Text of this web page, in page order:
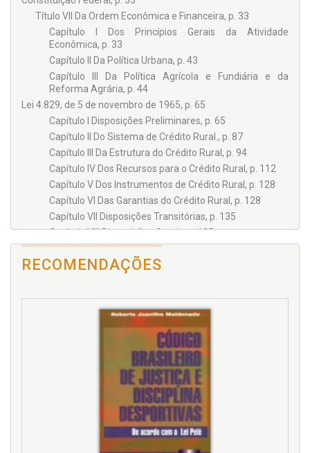
Título VII Da Ordem Econômica e Financeira, p. 33
Capítulo I Dos Princípios Gerais da Atividade
Econômica, p. 33
Capítulo II Da Política Urbana, p. 43
Capítulo III Da Política Agrícola e Fundiária e da
Reforma Agrária, p. 44
Lei 4.829, de 5 de novembro de 1965, p. 65
Capítulo I Disposições Preliminares, p. 65
Capítulo II Do Sistema de Crédito Rural., p. 87
Capítulo III Da Estrutura do Crédito Rural, p. 94
Capítulo IV Dos Recursos para o Crédito Rural, p. 112
Capítulo V Dos Instrumentos de Crédito Rural, p. 128
Capítulo VI Das Garantias do Crédito Rural, p. 128
Capítulo VII Disposições Transitórias, p. 135
Capítulo VIII Disposições Gerais, p. 135
Dec.-Lei 167, de 14 de fevereiro de 1967, p. 141
Capítulo I Do Financiamento Rural, p. 141
Seção I Das cédulas de crédito rural, p. 162
Seção II Da cédula rural pignoratícia, p. 174
Seção III Da cédula rural hipotecária, p. 184
Seção IV Da cédula rural pignoratícia e hipotecária,
Seção V Da nota de crédito rural, p. 196
Capítulo III, p. 200
Seção I Da inscrição e averbação da cédula de
crédito rural, p. 200
Seção II Do cancelamento da inscrição da cédula de
crédito rural, p. 208
RECOMENDAÇÕES